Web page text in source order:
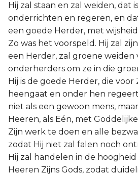
Hij zal staan en zal weiden, dat
onderrichten en regeren, en
een goede Herder, met
Zo was het voorspeld. Hij zal
een Herder, zal groene weiden
onderherders om ze in die
Hij is de goede Herder, die voor
heengaat en onder hen
niet als een gewoon mens,
Heeren, als Eén, met
Zijn werk te doen en alle
zodat Hij niet zal falen noch
Hij zal handelen in de hoogheid
Heeren Zijns Gods, zodat